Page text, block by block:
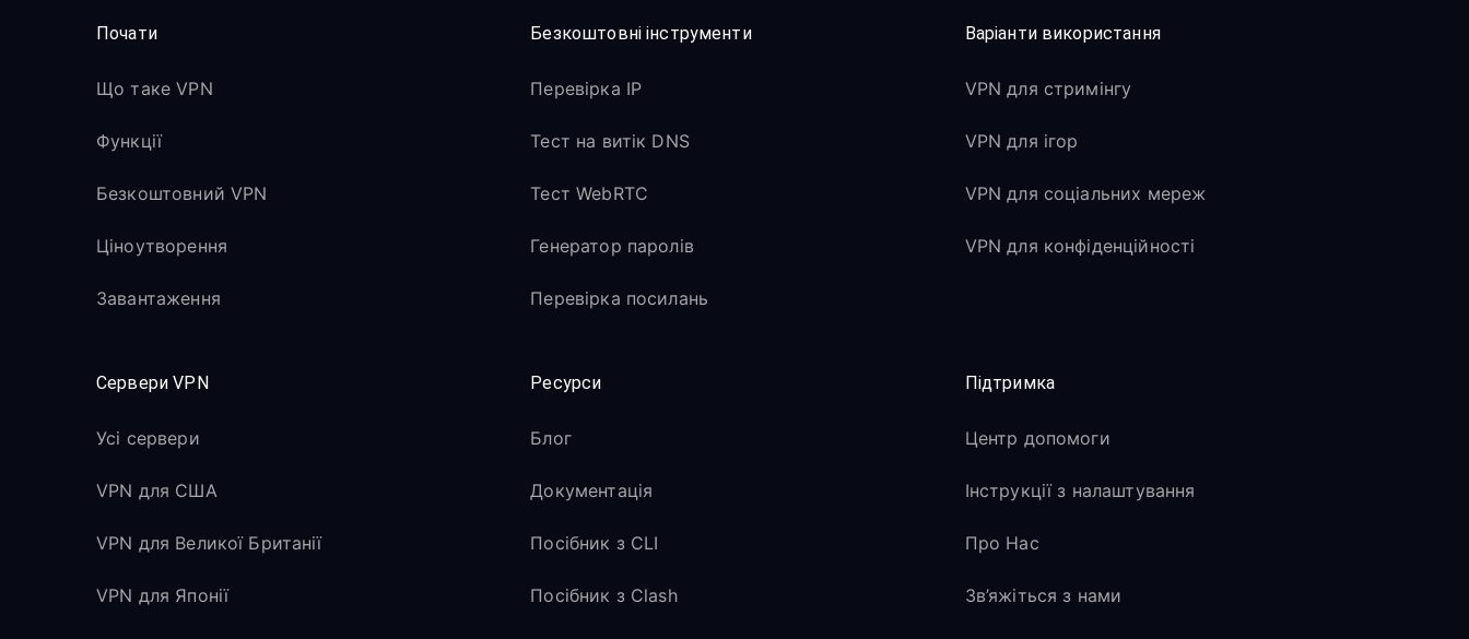
Почати
Що таке VPN
Функції
Безкоштовний VPN
Ціноутворення
Завантаження
Безкоштовні інструменти
Перевірка IP
Тест на витік DNS
Тест WebRTC
Генератор паролів
Перевірка посилань
Варіанти використання
VPN для стримінгу
VPN для ігор
VPN для соціальних мереж
VPN для конфіденційності
Сервери VPN
Усі сервери
VPN для США
VPN для Великої Британії
VPN для Японії
Ресурси
Блог
Документація
Посібник з CLI
Посібник з Clash
Підтримка
Центр допомоги
Інструкції з налаштування
Про Нас
Зв’яжіться з нами